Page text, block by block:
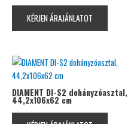
KÉRJEN ÁRAJÁNLATOT
DIAMENT DI-S2 dohányzóasztal,
44,2x106x62 cm